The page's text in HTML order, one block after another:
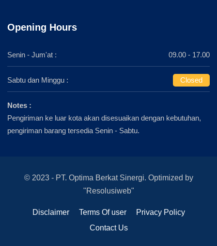
Opening Hours
Senin - Jum'at : 09.00 - 17.00
Sabtu dan Minggu : Closed
Notes :
Pengiriman ke luar kota akan disesuaikan dengan kebutuhan,
pengiriman barang tersedia Senin - Sabtu.
© 2023 - PT. Optima Berkat Sinergi. Optimized by
"Resolusiweb"
Disclaimer Terms Of user
Privacy Policy
Contact Us